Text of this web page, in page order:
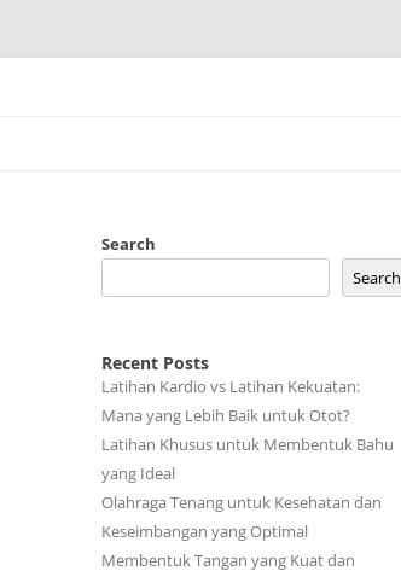
Search
Search
Recent Posts
Latihan Kardio vs Latihan Kekuatan:
Mana yang Lebih Baik untuk Otot?
Latihan Khusus untuk Membentuk Bahu
yang Ideal
Olahraga Tenang untuk Kesehatan dan
Keseimbangan yang Optimal
Membentuk Tangan yang Kuat dan